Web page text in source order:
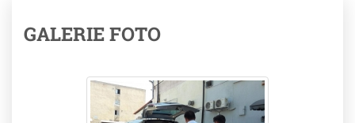
GALERIE FOTO